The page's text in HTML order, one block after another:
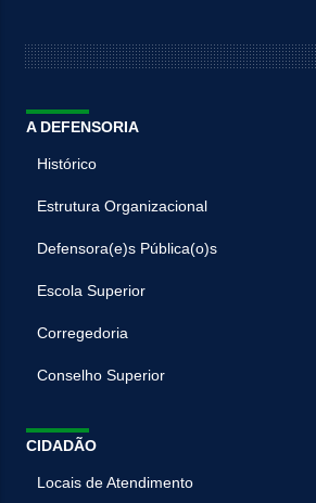
A DEFENSORIA
Histórico
Estrutura Organizacional
Defensora(e)s Pública(o)s
Escola Superior
Corregedoria
Conselho Superior
CIDADÃO
Locais de Atendimento